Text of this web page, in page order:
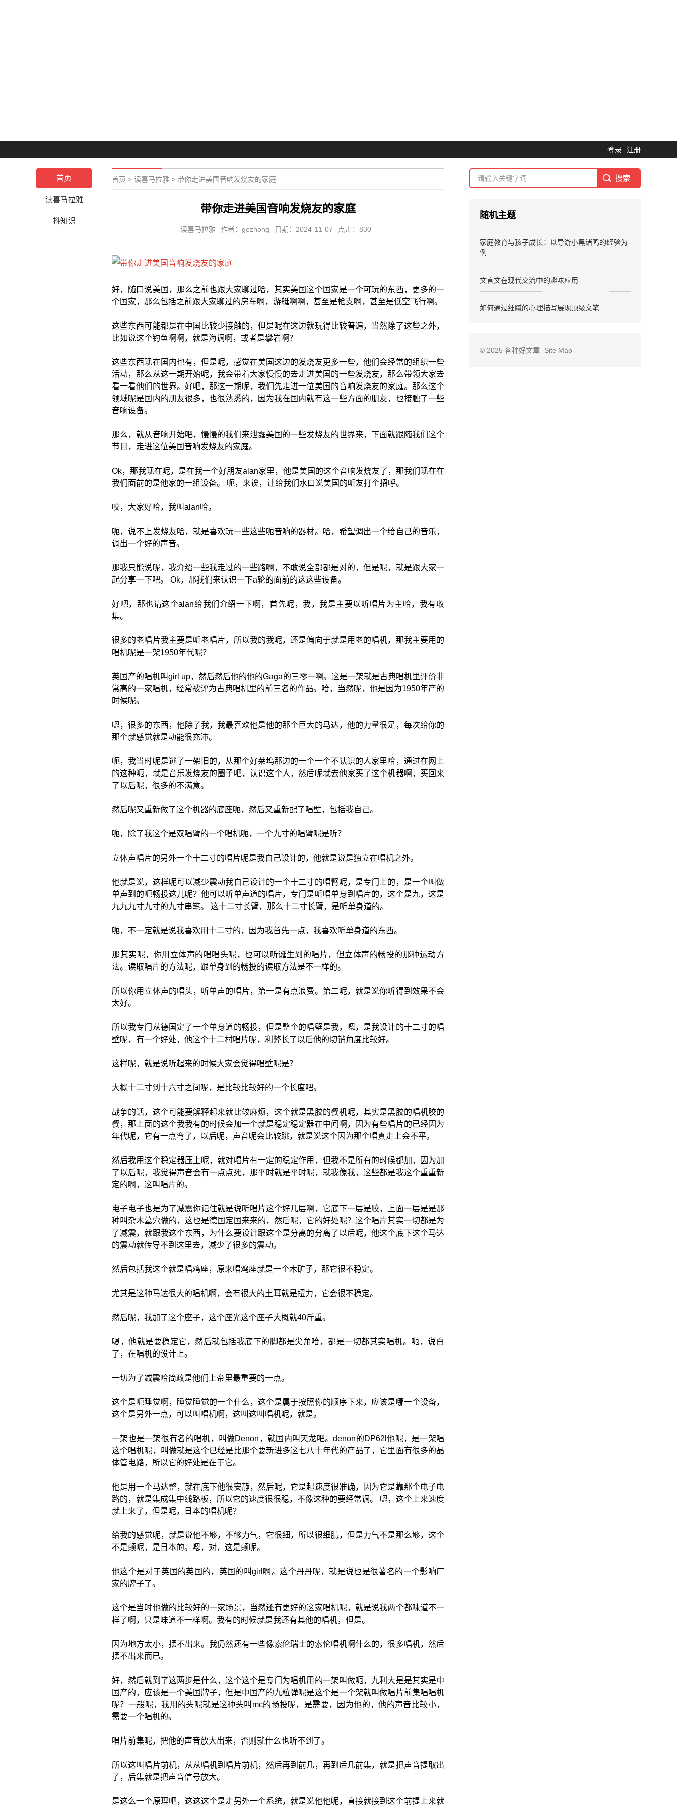
登录 注册
首页
读喜马拉雅
抖知识
首页 > 读喜马拉雅 > 带你走进美国音响发烧友的家庭
带你走进美国音响发烧友的家庭
读喜马拉雅 作者：gezhong 日期：2024-11-07 点击：830
好，随口说美国，那么之前也跟大家聊过哈，其实美国这个国家是一个可玩的东西，更多的一
个国家，那么包括之前跟大家聊过的房车啊，游艇啊啊，甚至是枪支啊，甚至是低空飞行啊。
这些东西可能都是在中国比较少接触的，但是呢在这边就玩得比较普遍，当然除了这些之外，
比如说这个钓鱼啊啊，就是海调啊，或者是攀岩啊？
这些东西现在国内也有，但是呢，感觉在美国这边的发烧友更多一些，他们会经常的组织一些
活动，那么从这一期开始呢，我会带着大家慢慢的去走进美国的一些发烧友，那么带领大家去
看一看他们的世界。好吧，那这一期呢，我们先走进一位美国的音响发烧友的家庭。那么这个
领域呢是国内的朋友很多，也很熟悉的，因为我在国内就有这一些方面的朋友，也接触了一些
音响设备。
那么，就从音响开始吧，慢慢的我们来泄露美国的一些发烧友的世界来，下面就跟随我们这个
节目，走进这位美国音响发烧友的家庭。
Ok，那我现在呢，是在我一个好朋友alan家里，他是美国的这个音响发烧友了，那我们现在在
我们面前的是他家的一组设备。 呃，来诶，让给我们水口说美国的听友打个招呼。
哎，大家好哈，我叫alan哈。
呃，说不上发烧友哈，就是喜欢玩一些这些呃音响的器材。哈，希望调出一个给自己的音乐，
调出一个好的声音。
那我只能说呢，我介绍一些我走过的一些路啊，不敢说全部都是对的，但是呢，就是跟大家一
起分享一下吧。 Ok，那我们来认识一下a轮的面前的这这些设备。
好吧，那也请这个alan给我们介绍一下啊，首先呢，我，我是主要以听唱片为主哈，我有收
集。
很多的老唱片我主要是听老唱片，所以我的我呢，还是偏向于就是用老的唱机，那我主要用的
唱机呢是一架1950年代呢？
英国产的唱机叫girl up，然后然后他的他的Gaga的三零一啊。这是一架就是古典唱机里评价非
常高的一家唱机，经常被评为古典唱机里的前三名的作品。哈，当然呢，他是因为1950年产的
时候呢。
嗯，很多的东西，他除了我，我最喜欢他是他的那个巨大的马达，他的力量很足，每次给你的
那个就感觉就是动能很充沛。
呃，我当时呢是逃了一架旧的，从那个好莱坞那边的一个一个不认识的人家里哈，通过在网上
的这种呃，就是音乐发烧友的圈子吧，认识这个人，然后呢就去他家买了这个机器啊，买回来
了以后呢，很多的不满意。
然后呢又重新做了这个机器的底座呃，然后又重新配了唱壁，包括我自己。
呃，除了我这个是双唱臂的一个唱机呃，一个九寸的唱臂呢是听？
立体声唱片的另外一个十二寸的唱片呢是我自己设计的，他就是说是独立在唱机之外。
他就是说，这样呢可以减少震动我自己设计的一个十二寸的唱臂呢，是专门上的，是一个叫做
单声到的呃畅投这儿呢？他可以听单声道的唱片，专门是听唱单身到唱片的，这个是九，这是
九九九寸九寸的九寸串笔。 这十二寸长臂，那么十二寸长臂，是听单身道的。
呃，不一定就是说我喜欢用十二寸的，因为我首先一点，我喜欢听单身道的东西。
那其实呢，你用立体声的唱唱头呢，也可以听诞生到的唱片，但立体声的畅投的那种运动方
法。读取唱片的方法呢，跟单身到的畅投的读取方法是不一样的。
所以你用立体声的唱头，听单声的唱片，第一是有点浪费。第二呢，就是说你听得到效果不会
太好。
所以我专门从德国定了一个单身道的畅投，但是整个的唱壁是我，嗯，是我设计的十二寸的唱
壁呢，有一个好处，他这个十二村唱片呢，利弊长了以后他的切销角度比较好。
这样呢，就是说听起来的时候大家会觉得唱壁呢是？
大概十二寸到十六寸之间呢，是比较比较好的一个长度吧。
战争的话，这个可能要解释起来就比较麻烦，这个就是黑胶的餐机呢，其实是黑胶的唱机胶的
餐，那上面的这个我我有的时候会加一个就是稳定稳定器在中间啊，因为有些唱片的已经因为
年代呢，它有一点弯了，以后呢，声音呢会比较跳，就是说这个因为那个唱真走上会不平。
然后我用这个稳定器压上呢，就对唱片有一定的稳定作用，但我不是所有的时候都加，因为加
了以后呢，我觉得声音会有一点点死，那平时就是平时呢，就我像我，这些都是我这个重重新
定的啊，这叫唱片的。
电子电子也是为了减震你记住就是说听唱片这个好几层啊，它底下一层是胶，上面一层是是那
种叫杂木墓穴做的，这也是德国定国来来的，然后呢，它的好处呢？这个唱片其实一切都是为
了减震，就跟我这个东西，为什么要设计跟这个是分离的分离了以后呢，他这个底下这个马达
的震动就传导不到这里去，减少了很多的震动。
然后包括我这个就是唱鸡座，原来唱鸡座就是一个木矿子，那它很不稳定。
尤其是这种马达很大的唱机啊，会有很大的土耳就是扭力，它会很不稳定。
然后呢，我加了这个座子，这个座光这个座子大概就40斤重。
嗯，他就是要稳定它，然后就包括我底下的脚都是尖角哈，都是一切都其实唱机。呃，说白
了，在唱机的设计上。
一切为了减震哈简政是他们上帝里最重要的一点。
这个是呃睡觉啊，睡觉睡觉的一个什么，这个是属于按照你的顺序下来，应该是哪一个设备，
这个是另外一点，可以叫唱机啊，这叫这叫唱机呢，就是。
一架也是一架很有名的唱机，叫做Denon，就国内叫天龙吧。denon的DP62l他呢，是一架唱
这个唱机呢，叫做就是这个已经是比那个要新进多这七八十年代的产品了，它里面有很多的晶
体管电路，所以它的好处是在于它。
他是用一个马达整，就在底下他很安静，然后呢，它是起速度很准确，因为它是靠那个电子电
路的，就是集成集中线路板，所以它的速度很很稳，不像这种的要经常调。 嗯，这个上来速度
就上来了，但是呢，日本的唱机呢？
给我的感觉呢，就是说他不够，不够力气，它很细，所以很细腻，但是力气不是那么够，这个
不是颠呢，是日本的。嗯，对，这是颠呢。
他这个是对于英国的英国的，英国的叫girl啊。这个丹丹呢，就是说也是很著名的一个影响厂
家的牌子了。
这个是当时他做的比较好的一家场景，当然还有更好的这家唱机呢，就是说我两个都味道不一
样了啊，只是味道不一样啊。我有的时候就是我还有其他的唱机，但是。
因为地方太小，摆不出来。我仍然还有一些像索伦瑞士的索伦唱机啊什么的，很多唱机，然后
摆不出来而已。
好，然后就到了这两步是什么，这个这个是专门为唱机用的一架叫做呃，九利大是是其实是中
国产的，应该是一个美国牌子，但是中国产的九粒弹呢是这个是一个架就叫做唱片前集唱唱机
呢？一般呢，我用的头呢就是这种头叫mc的畅投呢，是需要，因为他的，他的声音比较小，
需要一个唱机的。
唱片前集呢，把他的声音放大出来，否则就什么也听不到了。
所以这叫唱片前机，从从唱机到唱片前机，然后再到前几，再到后几前集，就是把声音提取出
了，后集就是把声音信号放大。
是这么一个原理吧，这这这个是走另外一个系统，就是说他他呢，直接就接到这个前提上来就
随机主题
家庭教育与孩子成长：以导游小黑诸鸣的经验为
例
文言文在现代交流中的趣味应用
如何通过细腻的心理描写展现顶级文笔
© 2025 各种好文章 Site Map